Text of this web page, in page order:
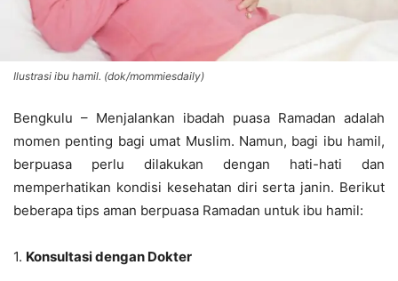
Ilustrasi ibu hamil. (dok/mommiesdaily)
Bengkulu – Menjalankan ibadah puasa Ramadan adalah
momen penting bagi umat Muslim. Namun, bagi ibu hamil,
berpuasa perlu dilakukan dengan hati-hati dan
memperhatikan kondisi kesehatan diri serta janin. Berikut
beberapa tips aman berpuasa Ramadan untuk ibu hamil:
1. Konsultasi dengan Dokter